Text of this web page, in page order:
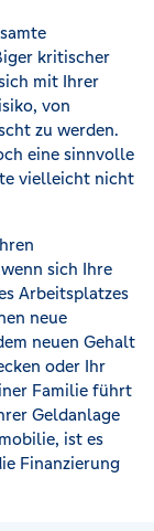
kritischer
mit Ihrer
von
zu werden.
eine sinnvolle
vielleicht nicht
sich Ihre
Arbeitsplatzes
neue
neuen Gehalt
oder Ihr
Familie führt
Geldanlage
ist es
Finanzierung